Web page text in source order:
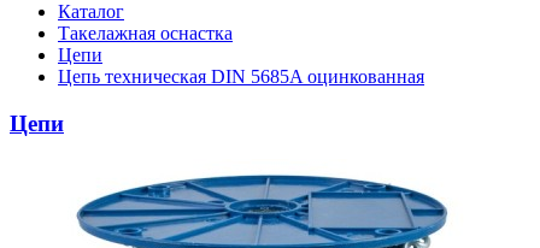
Каталог
Такелажная оснастка
Цепи
Цепь техническая DIN 5685A оцинкованная
Цепи